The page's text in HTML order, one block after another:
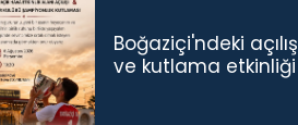
Boğaziçi'ndeki açılış
ve kutlama etkinliği